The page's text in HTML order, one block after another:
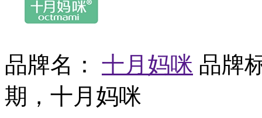
品牌名： 十月妈咪 品牌
期，十月妈咪